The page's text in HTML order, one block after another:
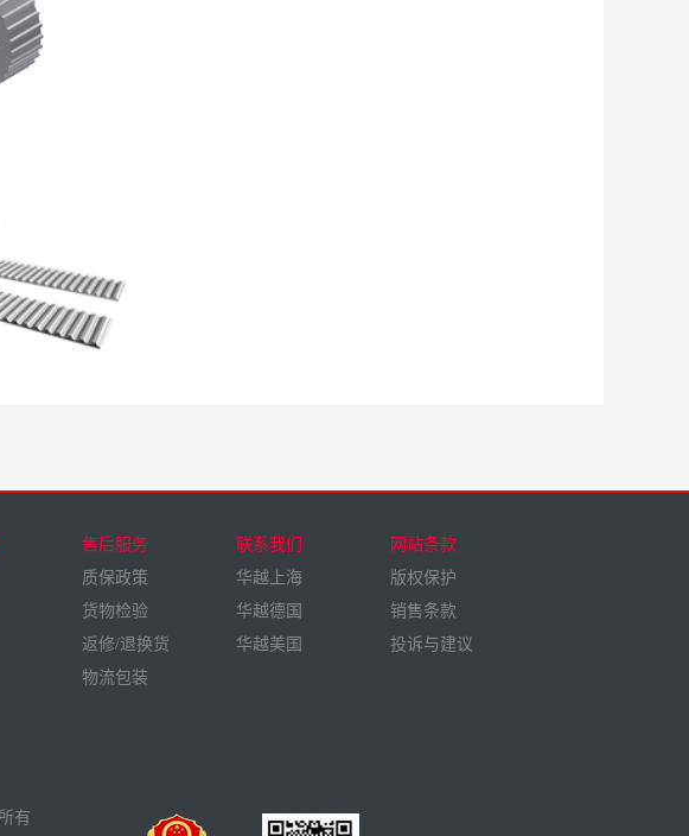
售后服务
质保政策
货物检验
返修/退换货
物流包装
联系我们
华越上海
华越德国
华越美国
网站条款
版权保护
销售条款
投诉与建议
有